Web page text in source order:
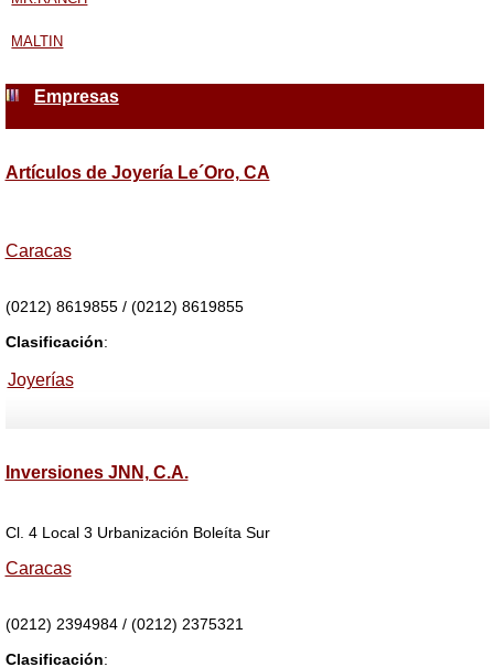
MALTIN
Empresas
Artículos de Joyería Le´Oro, CA
Caracas
(0212) 8619855 / (0212) 8619855
Clasificación:
Joyerías
Inversiones JNN, C.A.
Cl. 4 Local 3 Urbanización Boleíta Sur
Caracas
(0212) 2394984 / (0212) 2375321
Clasificación: